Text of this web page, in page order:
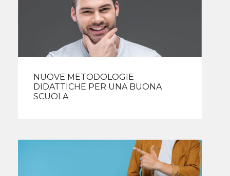
NUOVE METODOLOGIE
DIDATTICHE PER UNA BUONA
SCUOLA